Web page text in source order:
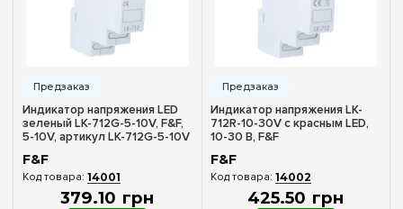
Индикатор напряжения LED
зеленый LK-712G-5-10V, F&F,
5-10V, артикул LK-712G-5-10V
F&F
14001
379.10 грн
Индикатор напряжения LK-
712R-10-30V с красным LED,
10-30 В, F&F
F&F
14002
425.50 грн